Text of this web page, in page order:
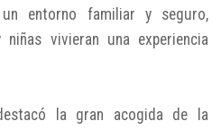
entorno familiar y seguro,
vivieran una experiencia
la gran acogida de la